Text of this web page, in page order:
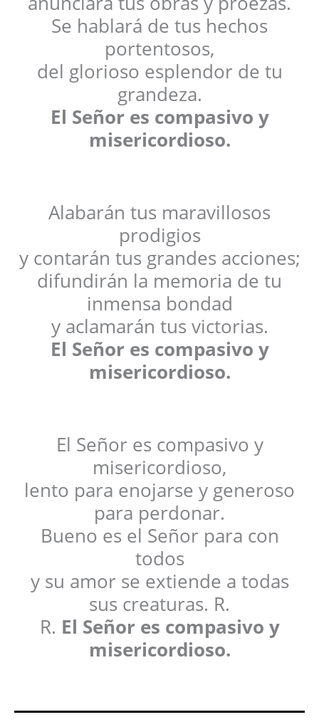
Se hablará de tus hechos
portentosos,
del glorioso esplendor de tu
grandeza.
El Señor es compasivo y
misericordioso.
Alabarán tus maravillosos
prodigios
y contarán tus grandes acciones;
difundirán la memoria de tu
inmensa bondad
y aclamarán tus victorias.
El Señor es compasivo y
misericordioso.
El Señor es compasivo y
misericordioso,
lento para enojarse y generoso
para perdonar.
Bueno es el Señor para con
todos
y su amor se extiende a todas
sus creaturas. R.
R. El Señor es compasivo y
misericordioso.